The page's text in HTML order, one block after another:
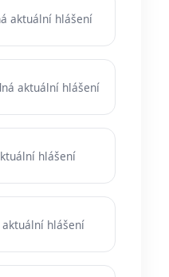
aktuální hlášení
aktuální hlášení
hlášení
aktuální hlášení